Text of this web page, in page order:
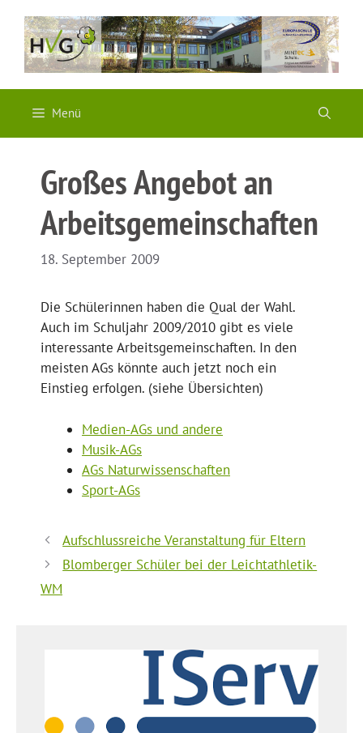
Inhalt
springen
Menü
Großes Angebot an
Arbeitsgemeinschaften
18. September 2009
Die Schülerinnen haben die Qual der Wahl.
Auch im Schuljahr 2009/2010 gibt es viele
interessante Arbeitsgemeinschaften. In den
meisten AGs könnte auch jetzt noch ein
Einstieg erfolgen. (siehe Übersichten)
Medien-AGs und andere
Musik-AGs
AGs Naturwissenschaften
Sport-AGs
Aufschlussreiche Veranstaltung für Eltern
Blomberger Schüler bei der Leichtathletik-
WM